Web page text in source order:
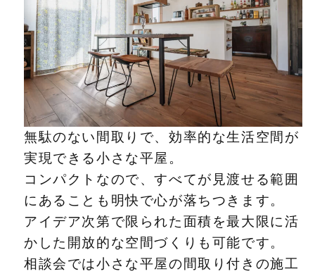
無駄のない間取りで、効率的な生活空間が
実現できる小さな平屋。
コンパクトなので、すべてが見渡せる範囲
にあることも明快で心が落ちつきます。
アイデア次第で限られた面積を最大限に活
かした開放的な空間づくりも可能です。
相談会では小さな平屋の間取り付きの施工